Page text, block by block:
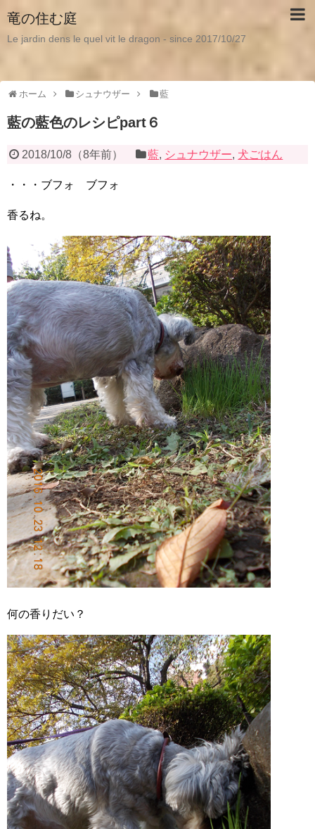
竜の住む庭
Le jardin dens le quel vit le dragon - since 2017/10/27
ホーム シュナウザー 藍
藍の藍色のレシピpart６
2018/10/8（8年前） 藍, シュナウザー, 犬ごはん
・・・ブフォ ブフォ
香るね。
何の香りだい？